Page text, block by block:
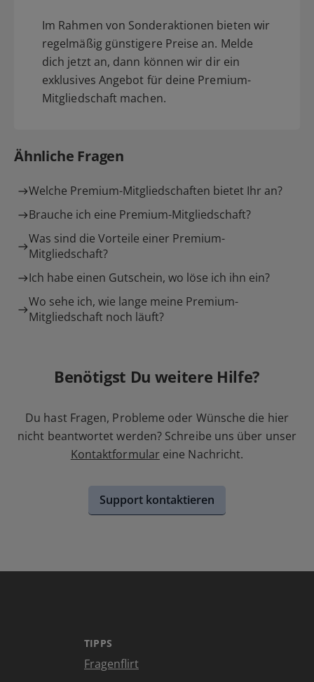
Im Rahmen von Sonderaktionen bieten wir
regelmäßig günstigere Preise an. Melde
dich jetzt an, dann können wir dir ein
exklusives Angebot für deine Premium-
Mitgliedschaft machen.
Ähnliche Fragen
Welche Premium-Mitgliedschaften bietet Ihr an?
Brauche ich eine Premium-Mitgliedschaft?
Was sind die Vorteile einer Premium-
Mitgliedschaft?
Ich habe einen Gutschein, wo löse ich ihn ein?
Wo sehe ich, wie lange meine Premium-
Mitgliedschaft noch läuft?
Benötigst Du weitere Hilfe?
Du hast Fragen, Probleme oder Wünsche die hier
nicht beantwortet werden? Schreibe uns über unser
Kontaktformular eine Nachricht.
Support kontaktieren
TIPPS
Fragenflirt